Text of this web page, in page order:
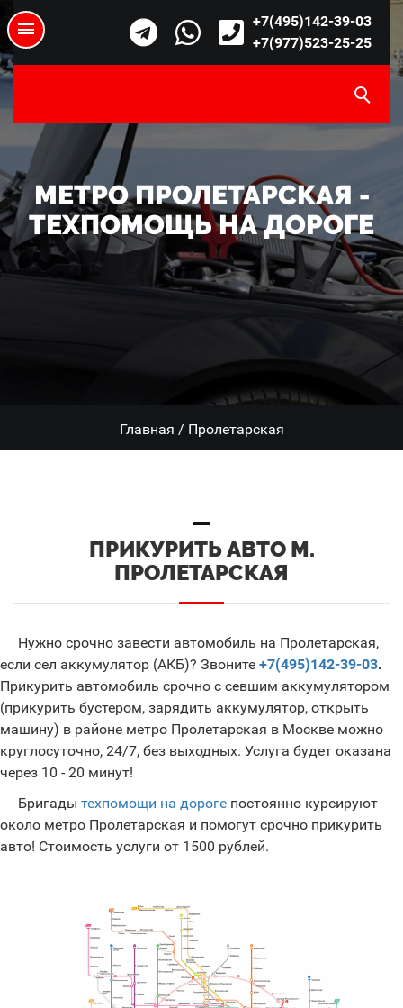
МЕТРО ПРОЛЕТАРСКАЯ -
ТЕХПОМОЩЬ НА ДОРОГЕ
Главная / Пролетарская
+7(495)142-39-03
+7(977)523-25-25
ПРИКУРИТЬ АВТО М.
ПРОЛЕТАРСКАЯ
Нужно срочно завести автомобиль на Пролетарская,
если сел аккумулятор (АКБ)? Звоните +7(495)142-39-03.
Прикурить автомобиль срочно с севшим аккумулятором
(прикурить бустером, зарядить аккумулятор, открыть
машину) в районе метро Пролетарская в Москве можно
круглосуточно, 24/7, без выходных. Услуга будет оказана
через 10 - 20 минут!
Бригады техпомощи на дороге постоянно курсируют
около метро Пролетарская и помогут срочно прикурить
авто! Стоимость услуги от 1500 рублей.